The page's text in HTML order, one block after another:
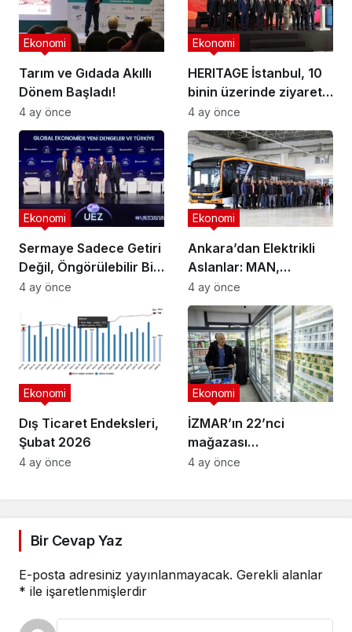
Tarım ve Gıdada Akıllı
Dönem Başladı!
Ekonomi
4 ay önce
HERITAGE İstanbul, 10
binin üzerinde ziyaretçi
ağırladı
Ekonomi
4 ay önce
Sermaye Sadece Getiri
Değil, Öngörülebilir Bir
Ortam Arıyor
Ekonomi
4 ay önce
Ankara’dan Elektrikli
Aslanlar: MAN,
Ankara’daki
fabrikasında eBus
üretimine başladı
Ekonomi
4 ay önce
Dış Ticaret Endeksleri,
Şubat 2026
Ekonomi
4 ay önce
İZMAR’ın 22’nci
mağazası
Osmangazi’de açıldı
Ekonomi
4 ay önce
Bir Cevap Yaz
E-posta adresiniz yayınlanmayacak. Gerekli alanlar
* ile işaretlenmişlerdir